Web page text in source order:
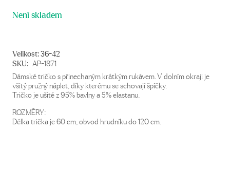
Není skladem
Velikost:36-42
SKU: AP-1871
Dámské tričko s přinechaným krátkým rukávem. V dolním okraji je
všitý pružný náplet, díky kterému se schovají špíčky.
Tričko je ušité z 95% bavlny a 5% elastanu.
ROZMĚRY:
Délka trička je 60 cm, obvod hrudníku do 120 cm.